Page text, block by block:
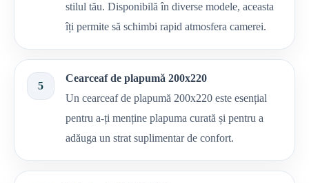
stilul tău. Disponibilă în diverse modele, aceasta
îți permite să schimbi rapid atmosfera camerei.
5
Cearceaf de plapumă 200x220
Un cearceaf de plapumă 200x220 este esențial
pentru a-ți menține plapuma curată și pentru a
adăuga un strat suplimentar de confort.